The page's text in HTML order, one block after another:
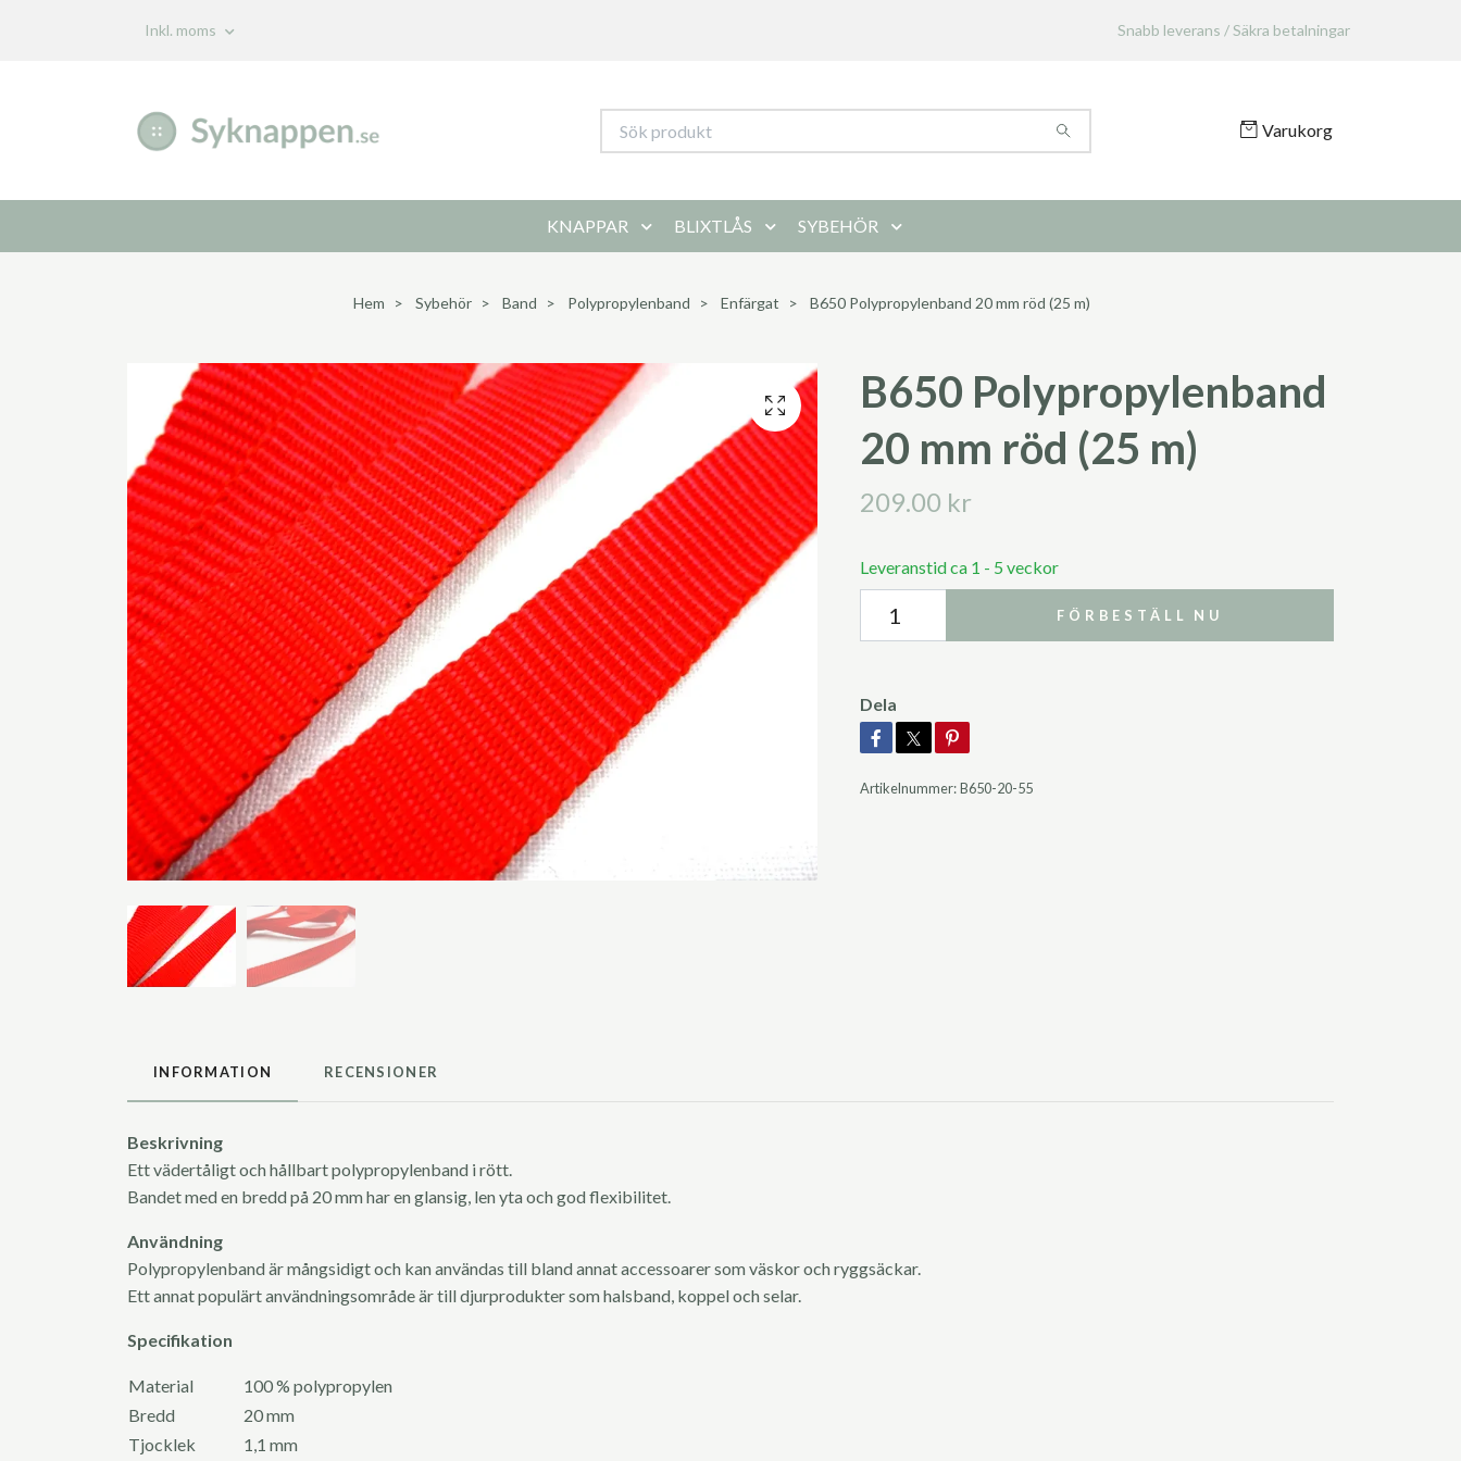
Inkl. moms Snabb leverans / Säkra betalningar
Varukorg
KNAPPAR BLIXTLÅS SYBEHÖR
Hem Sybehör Band Polypropylenband Enfärgat B650 Polypropylenband 20 mm röd (25 m)
B650 Polypropylenband
20 mm röd (25 m)
209.00 kr
Leveranstid ca 1 - 5 veckor
FÖRBESTÄLL NU
Dela
Artikelnummer:B650-20-55
INFORMATION RECENSIONER
Beskrivning
Ett vädertåligt och hållbart polypropylenband i rött.
Bandet med en bredd på 20 mm har en glansig, len yta och god flexibilitet.
Användning
Polypropylenband är mångsidigt och kan användas till bland annat accessoarer som väskor och ryggsäckar.
Ett annat populärt användningsområde är till djurprodukter som halsband, koppel och selar.
Specifikation
Material
100 % polypropylen
Bredd
20 mm
Tjocklek
1,1 mm